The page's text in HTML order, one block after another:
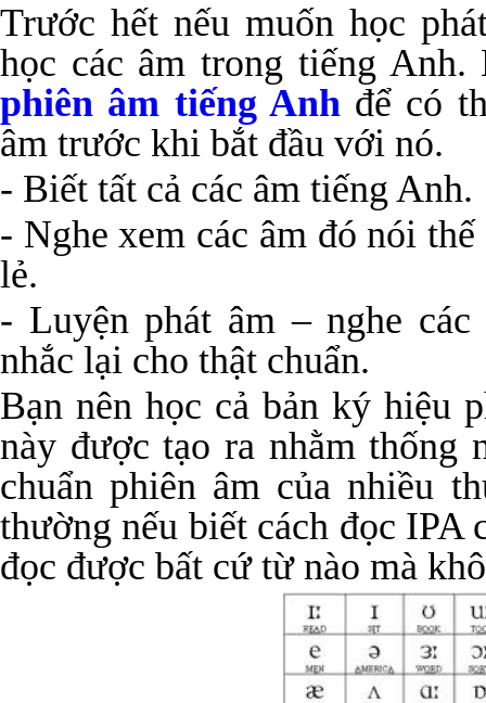
Trước hết nếu muốn học
học các âm trong tiếng
phiên âm tiếng Anhđể có
âm trước khi bắt đầu với nó.
- Biết tất cả các âm tiếng Anh.
- Nghe xem các âm đó nói
lẻ.
- Luyện phát âm – nghe
nhắc lại cho thật chuẩn.
Bạn nên học cả bản ký hiệu
này được tạo ra nhằm thống
chuẩn phiên âm của nhiều
thường nếu biết cách đọc IPA
đọc được bất cứ từ nào mà